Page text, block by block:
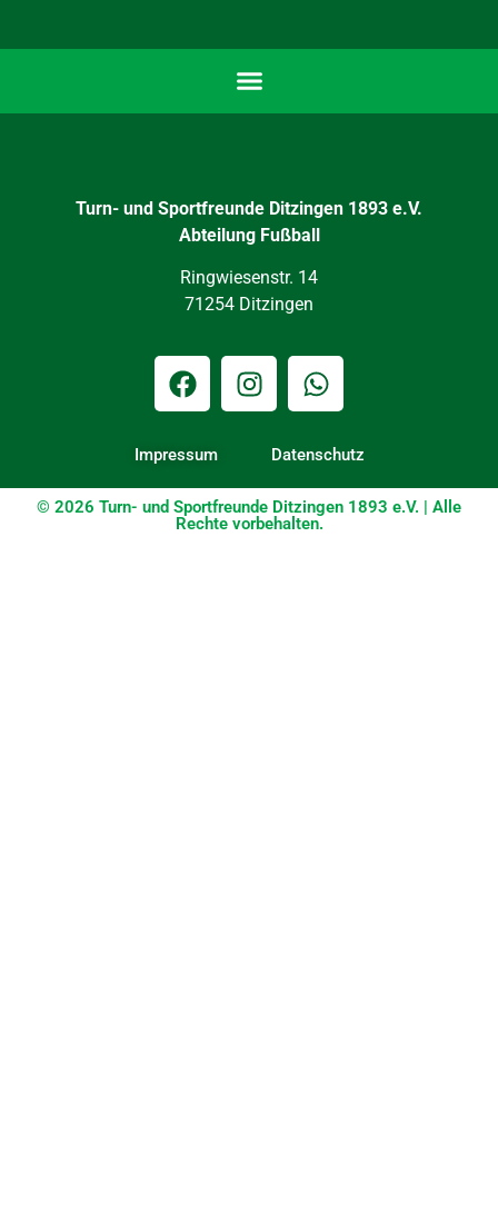
Turn- und Sportfreunde Ditzingen 1893 e.V.
Abteilung Fußball
Ringwiesenstr. 14
71254 Ditzingen
Impressum Datenschutz
© 2026 Turn- und Sportfreunde Ditzingen 1893 e.V. | Alle
Rechte vorbehalten.